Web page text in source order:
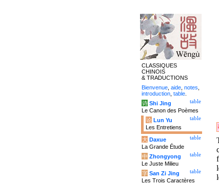
CLASSIQUES
CHINOIS
& TRADUCTIONS
Bienvenue aide notes
introduction table
table
诗 Shi Jing
Le Canon des Poèmes
table
论 Lun Yu
Les Entretiens
table
大 Daxue
La Grande Étude
table
中 Zhongyong
Le Juste Milieu
table
字 San Zi Jing
Les Trois Caractères